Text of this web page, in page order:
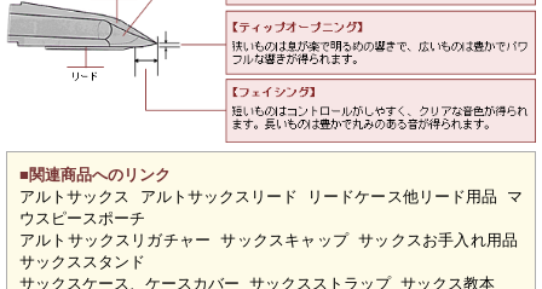
■関連商品へのリンク
アルトサックス
アルトサックスリード リードケース他リード用品
マ
ウスピースポーチ
アルトサックスリガチャー
サックスキャップ サックスお手入れ用品
サックススタンド
サックスケース、ケースカバー サックスストラップ サックス教本